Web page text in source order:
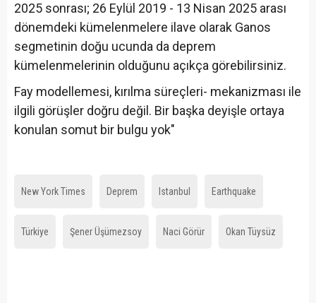
2025 sonrası; 26 Eylül 2019 - 13 Nisan 2025 arası
dönemdeki kümelenmelere ilave olarak Ganos
segmetinin doğu ucunda da deprem
kümelenmelerinin olduğunu açıkça görebilirsiniz.
Fay modellemesi, kırılma süreçleri- mekanizması ile
ilgili görüşler doğru değil. Bir başka deyişle ortaya
konulan somut bir bulgu yok"
New York Times Deprem Istanbul Earthquake
Türkiye Şener Üşümezsoy Naci Görür Okan Tüysüz